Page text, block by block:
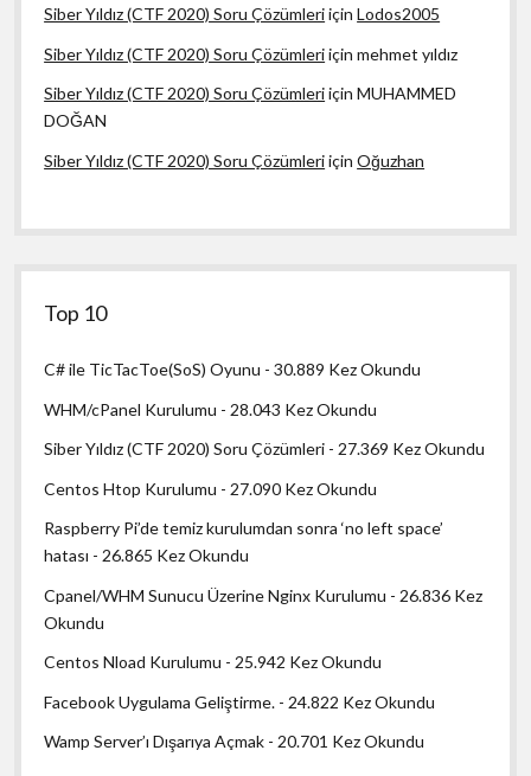
Siber Yıldız (CTF 2020) Soru ÇözümleriiçinLodos2005
Siber Yıldız (CTF 2020) Soru Çözümleriiçinmehmet yıldız
Siber Yıldız (CTF 2020) Soru ÇözümleriiçinMUHAMMED
DOĞAN
Siber Yıldız (CTF 2020) Soru ÇözümleriiçinOğuzhan
Top 10
C# ile TicTacToe(SoS) Oyunu - 30.889 Kez Okundu
WHM/cPanel Kurulumu - 28.043 Kez Okundu
Siber Yıldız (CTF 2020) Soru Çözümleri - 27.369 Kez Okundu
Centos Htop Kurulumu - 27.090 Kez Okundu
Raspberry Pi’de temiz kurulumdan sonra ‘no left space’
hatası - 26.865 Kez Okundu
Cpanel/WHM Sunucu Üzerine Nginx Kurulumu - 26.836 Kez
Okundu
Centos Nload Kurulumu - 25.942 Kez Okundu
Facebook Uygulama Geliştirme. - 24.822 Kez Okundu
Wamp Server’ı Dışarıya Açmak - 20.701 Kez Okundu